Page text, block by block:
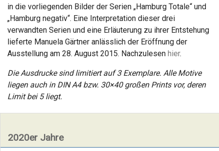
in die vorliegenden Bilder der Serien „Hamburg Totale“ und
„Hamburg negativ“. Eine Interpretation dieser drei
verwandten Serien und eine Erläuterung zu ihrer Entstehung
lieferte Manuela Gärtner anlässlich der Eröffnung der
Ausstellung am 28. August 2015. Nachzulesen hier.
Die Ausdrucke sind limitiert auf 3 Exemplare. Alle Motive
liegen auch in DIN A4 bzw. 30×40 großen Prints vor, deren
Limit bei 5 liegt.
2020er Jahre